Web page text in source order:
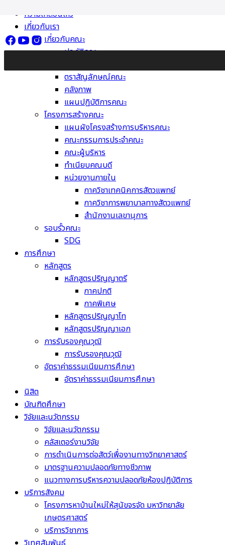
Skip
content
ความเคลื่อนไหว
เกี่ยวกับเรา
เกี่ยวกับคณะ
ประวัติคณะ
ตราสัญลักษณ์คณะ
คลังภาพ
แผนปฏิบัติการคณะ
โครงการสร้างคณะ
แผนผังโครงสร้างการบริหารคณะ
คณะกรรมการประจำคณะ
คณะผู้บริหาร
ทำเนียบคณบดี
หน่วยงานภายใน
ภาควิชาเทคนิคการสัตวแพทย์
ภาควิชาการพยาบาลทางสัตวแพทย์
สำนักงานเลขานุการ
รอบรั้วคณะ
SDG
การศึกษา
หลักสูตร
หลักสูตรปริญญาตรี
ภาคปกติ
ภาคพิเศษ
หลักสูตรปริญญาโท
หลักสูตรปริญญาเอก
การรับรองคุณวุฒิ
การรับรองคุณวุฒิ
อัตราค่าธรรมเนียมการศึกษา
อัตราค่าธรรมเนียมการศึกษา
นิสิต
บัณฑิตศึกษา
วิจัยและนวัตกรรม
วิจัยและนวัตกรรม
คลัสเตอร์งานวิจัย
การดำเนินการต่อสัตว์เพื่องานทางวิทยาศาสตร์
มาตรฐานความปลอดภัยทางชีวภาพ
แนวทางการบริหารความปลอดภัยห้องปฏิบัติการ
บริการสังคม
โครงการหาบ้านใหม่ให้สุนัขจรจัด มหาวิทยาลัย
เกษตรศาสตร์
บริการวิชาการ